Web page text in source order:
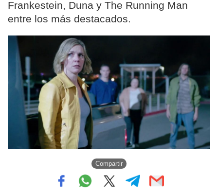
Frankestein, Duna y The Running Man
entre los más destacados.
Compartir